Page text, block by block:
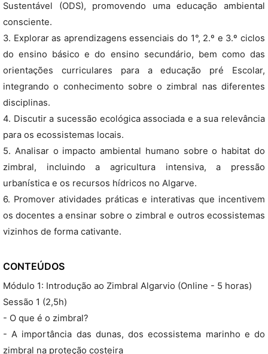
Sustentável (ODS), promovendo uma educação ambiental
consciente.
3. Explorar as aprendizagens essenciais do 1°, 2.º e 3.º ciclos
do ensino básico e do ensino secundário, bem como das
orientações curriculares para a educação pré Escolar,
integrando o conhecimento sobre o zimbral nas diferentes
disciplinas.
4. Discutir a sucessão ecológica associada e a sua relevância
para os ecossistemas locais.
5. Analisar o impacto ambiental humano sobre o habitat do
zimbral, incluindo a agricultura intensiva, a pressão
urbanística e os recursos hídricos no Algarve.
6. Promover atividades práticas e interativas que incentivem
os docentes a ensinar sobre o zimbral e outros ecossistemas
vizinhos de forma cativante.
CONTEÚDOS
Módulo 1: Introdução ao Zimbral Algarvio (Online - 5 horas)
Sessão 1 (2,5h)
- O que é o zimbral?
- A importância das dunas, dos ecossistema marinho e do
zimbral na proteção costeira